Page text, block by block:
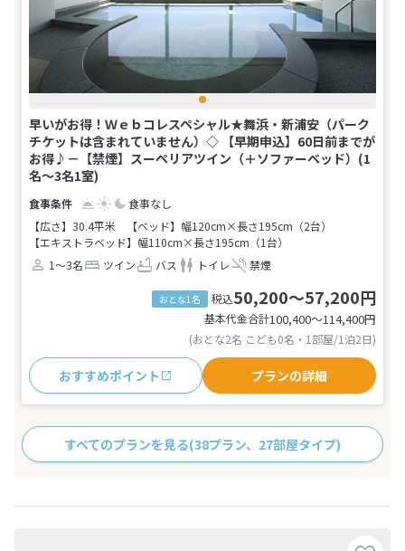
早いがお得！Ｗｅｂコレスペシャル★舞浜・新浦安（パーク
チケットは含まれていません）◇ 【早期申込】60日前までが
お得♪－【禁煙】スーペリアツイン（＋ソファーベッド）(1
名～3名1室)
食事なし
【広さ】30.4平米
【ベッド】幅120cm×長さ195cm（2台）
【エキストラベッド】幅110cm×長さ195cm（1台）
1～3名
ツイン バス トイレ 禁煙
おとな1名 税込50,200～57,200円
基本代金合計100,400〜114,400円
(おとな2名 こども0名・1部屋/1泊2日)
おすすめポイント プランの詳細
すべてのプランを見る(38プラン、27部屋タイプ)